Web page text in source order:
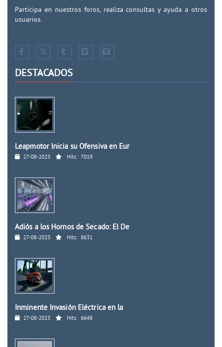
Participa en nuestros foros, realiza consultas y ayuda a otros
usuarios.
DESTACADOS
Leapmotor Inicia su Ofensiva en Eur
27-08-2025 Hits: 7019
Adiós a los Hornos de Secado: El De
27-08-2025 Hits: 8631
Inminente Invasión Eléctrica en la
27-08-2025 Hits: 6648